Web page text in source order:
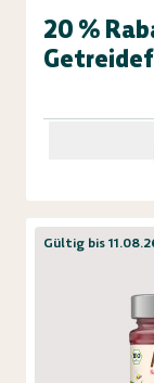
20 %
Gültig bis